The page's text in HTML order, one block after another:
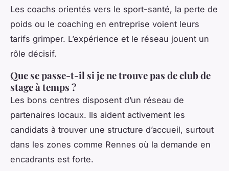
Les coachs orientés vers le sport-santé, la perte de
poids ou le coaching en entreprise voient leurs
tarifs grimper. L’expérience et le réseau jouent un
rôle décisif.
Que se passe-t-il si je ne trouve pas de club de
stage à temps ?
Les bons centres disposent d’un réseau de
partenaires locaux. Ils aident activement les
candidats à trouver une structure d’accueil, surtout
dans les zones comme Rennes où la demande en
encadrants est forte.